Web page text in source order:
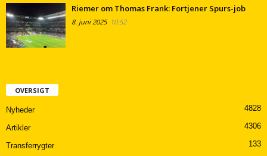
Riemer om Thomas Frank: Fortjener Spurs-job
8. juni 202510:52
OVERSIGT
Nyheder 4828
Artikler 4306
Transferrygter 133